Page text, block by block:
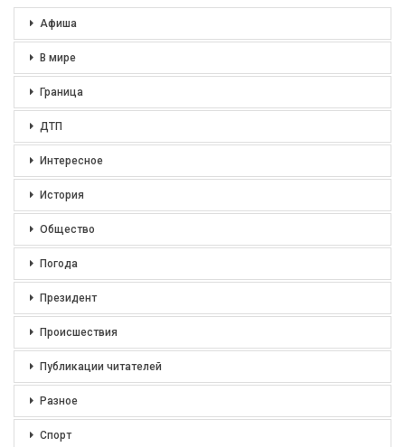
Афиша
В мире
Граница
ДТП
Интересное
История
Общество
Погода
Президент
Происшествия
Публикации читателей
Разное
Спорт